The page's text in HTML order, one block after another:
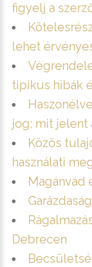
figyelj a
lehet
tipikus hibák
jog: mit jelent
Közös
használati
Magánvád
Debrecen